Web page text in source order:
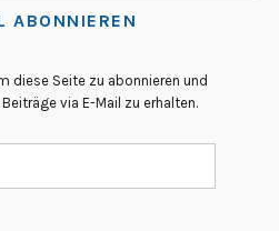
ABONNIEREN
diese Seite zu abonnieren und
via E-Mail zu erhalten.